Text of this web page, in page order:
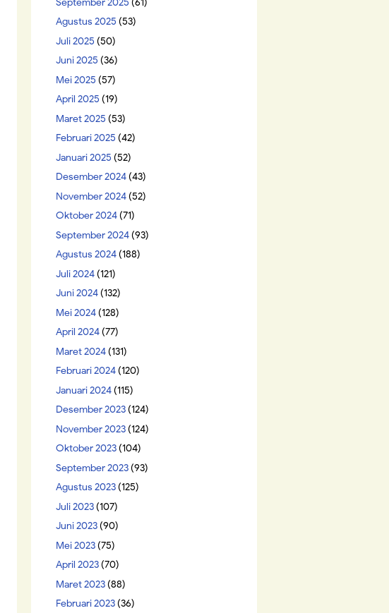
Agustus 2025 (53)
Juli 2025 (50)
Juni 2025 (36)
Mei 2025 (57)
April 2025 (19)
Maret 2025 (53)
Februari 2025 (42)
Januari 2025 (52)
Desember 2024(43)
November 2024(52)
Oktober 2024(71)
September 2024(93)
Agustus 2024(188)
Juli 2024(121)
Juni 2024(132)
Mei 2024(128)
April 2024(77)
Maret 2024(131)
Februari 2024(120)
Januari 2024(115)
Desember 2023(124)
November 2023(124)
Oktober 2023(104)
September 2023(93)
Agustus 2023(125)
Juli 2023(107)
Juni 2023(90)
Mei 2023(75)
April 2023(70)
Maret 2023(88)
Februari 2023(36)